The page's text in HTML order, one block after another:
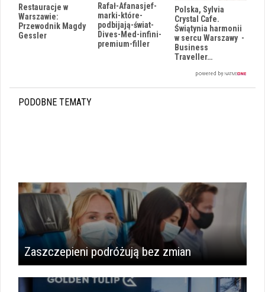
Restauracje w
Warszawie:
Przewodnik Magdy
Gessler
Rafał-Afanasjef-
marki-które-
podbijają-świat-
Dives-Med-infini-
premium-filler
Polska, Sylvia
Crystal Cafe.
Świątynia harmonii
w sercu Warszawy -
Business
Traveller…
PODOBNE TEMATY
Zaszczepieni podróżują bez zmian